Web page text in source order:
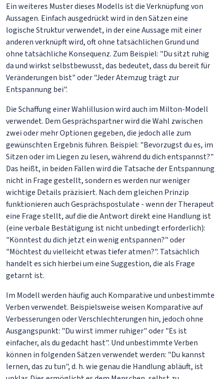
Ein weiteres Muster dieses Modells ist die Verknüpfung von
Aussagen. Einfach ausgedrückt wird in den Sätzen eine
logische Struktur verwendet, in der eine Aussage mit einer
anderen verknüpft wird, oft ohne tatsächlichen Grund und
ohne tatsächliche Konsequenz. Zum Beispiel: "Du sitzt ruhig
da und wirkst selbstbewusst, das bedeutet, dass du bereit für
Veränderungen bist" oder "Jeder Atemzug trägt zur
Entspannung bei".
Die Schaffung einer Wahlillusion wird auch im Milton-Modell
verwendet. Dem Gesprächspartner wird die Wahl zwischen
zwei oder mehr Optionen gegeben, die jedoch alle zum
gewünschten Ergebnis führen. Beispiel: "Bevorzugst du es, im
Sitzen oder im Liegen zu lesen, während du dich entspannst?"
Das heißt, in beiden Fällen wird die Tatsache der Entspannung
nicht in Frage gestellt, sondern es werden nur weniger
wichtige Details präzisiert. Nach dem gleichen Prinzip
funktionieren auch Gesprächspostulate - wenn der Therapeut
eine Frage stellt, auf die die Antwort direkt eine Handlung ist
(eine verbale Bestätigung ist nicht unbedingt erforderlich):
"Könntest du dich jetzt ein wenig entspannen?" oder
"Möchtest du vielleicht etwas tiefer atmen?". Tatsächlich
handelt es sich hierbei um eine Suggestion, die als Frage
getarnt ist.
Im Modell werden häufig auch Komparative und unbestimmte
Verben verwendet. Beispielsweise weisen Komparative auf
Verbesserungen oder Verschlechterungen hin, jedoch ohne
Ausgangspunkt: "Du wirst immer ruhiger" oder "Es ist
einfacher, als du gedacht hast". Und unbestimmte Verben
können in folgenden Sätzen verwendet werden: "Du kannst
lernen, das zu tun", d. h. wie genau die Handlung abläuft, ist